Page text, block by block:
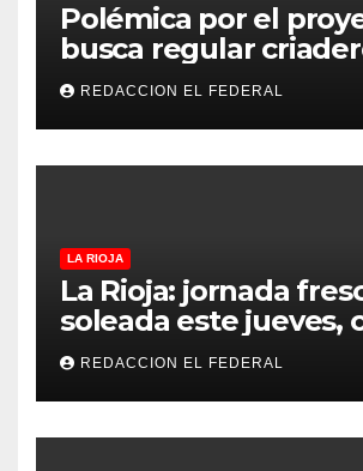
Polémica por el
busca regular
refugios de perros y
denuncian excesos,
proteccionistas
controles más duros
REDACCION EL FEDERAL
LA RIOJA
La Rioja: jornada
soleada este jueves,
temperaturas
el viernes
REDACCION EL FEDERAL